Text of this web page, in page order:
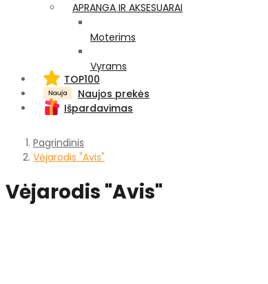
APRANGA IR AKSESUARAI
Moterims
Vyrams
TOP100
Naujos prekės
Išpardavimas
Pagrindinis
Vėjarodis "Avis"
Vėjarodis "Avis"